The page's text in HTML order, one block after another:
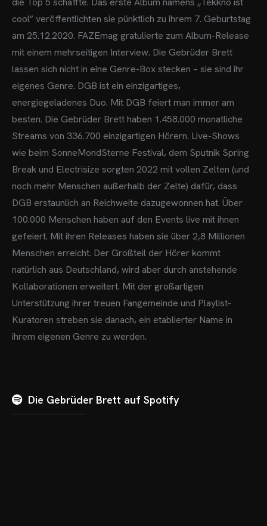
cool“ veröffentlichten sie pünktlich zu ihrem 7. Geburtstag
am 25.12.2020. FAZEmag gratulierte zum Album-Release
mit einem mehrseitigen Interview. Die Gebrüder Brett
lassen sich nicht in eine Genre-Box stecken – sie sind ihr
eigenes Genre. DGB ist ein einzigartiges,
energiegeladenes Duo. Mit DGB feiert man immer am
besten. Die Gebrüder Brett haben 1.458.000 monatliche
Streams von 336.700 einzigartigen Hörern. Live-Shows
wie beim SonneMondSterne Festival, dem Sputnik Spring
Break und Electrisize sorgten 2022 mit vollen Zelten (und
noch mehr Menschen außerhalb der Zelte) dafür, dass
DGB erstaunlich an Reichweite dazugewonnen hat. Über
100.000 Menschen haben auf den Events live mit ihnen
gefeiert. Mit ihren Releases haben sie über 2,8 Millionen
Menschen erreicht. Der Großteil der Hörer kommt
natürlich aus Deutschland, wird aber durch anstehende
Kollaborationen erweitert. Mit der großartigen
Unterstützung ihrer treuen Fangemeinde und Playlist-
Kuratoren streben sie danach, ein etablierter Name in
ihrem eigenen Genre zu werden.
Die Gebrüder Brett auf Spotify